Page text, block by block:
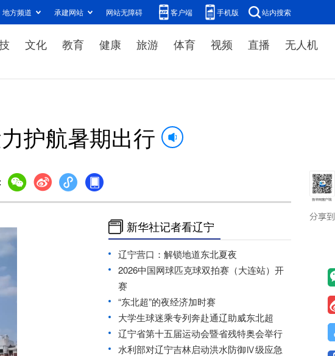
地方频道 承建网站 网站无障碍 客户端 手机版 站内搜索
文化 教育 健康 旅游 体育 视频 直播 无人机
护航暑期出行
新华社记者看辽宁
辽宁营口：解锁地道东北夏夜
2026中国网球匹克球双拍赛（大连站）开
赛
“东北超”的夜经济加时赛
大学生球迷乘专列奔赴通辽助威东北超
辽宁省第十五届运动会暨省残特奥会举行
水利部对辽宁吉林启动洪水防御Ⅳ级应急